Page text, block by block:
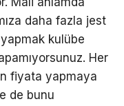
daha fazla jest
kulübe
Her
fiyata yapmaya
de bunu